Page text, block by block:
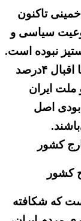
تاکنون
سیاسی و
نبوده است.
خودشان اعتراف کرده و می‌کنند که «تنها اقبال ۴درصد
جامعه و ملت ایران
اصل
کشور
که شکافته